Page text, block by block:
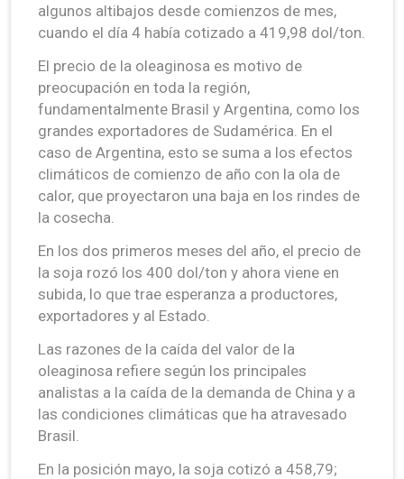
algunos altibajos desde comienzos de mes,
cuando el día 4 había cotizado a 419,98 dol/ton.
El precio de la oleaginosa es motivo de
preocupación en toda la región,
fundamentalmente Brasil y Argentina, como los
grandes exportadores de Sudamérica. En el
caso de Argentina, esto se suma a los efectos
climáticos de comienzo de año con la ola de
calor, que proyectaron una baja en los rindes de
la cosecha.
En los dos primeros meses del año, el precio de
la soja rozó los 400 dol/ton y ahora viene en
subida, lo que trae esperanza a productores,
exportadores y al Estado.
Las razones de la caída del valor de la
oleaginosa refiere según los principales
analistas a la caída de la demanda de China y a
las condiciones climáticas que ha atravesado
Brasil.
En la posición mayo, la soja cotizó a 458,79;